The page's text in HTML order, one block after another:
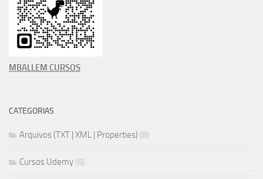
MBALLEM CURSOS
CATEGORIAS
Arquivos (TXT | XML | Properties) (8)
Cursos Udemy (6)